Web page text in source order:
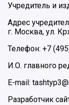
Учредитель и
Адрес
г. Москва, ул.
Телефон: +7
И.О. главного
E-mail:
Разработчик